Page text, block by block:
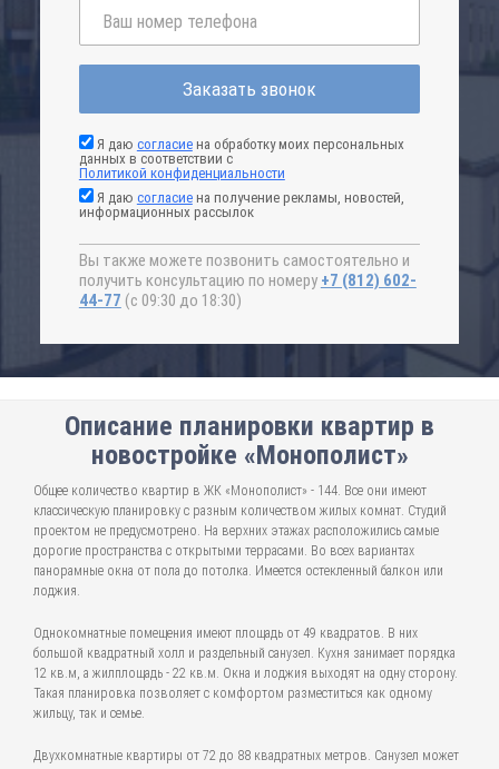
Заказать звонок
Я даю согласиена обработку моих персональных
данных в соответствии с
Политикой конфиденциальности
Я даю согласиена получение рекламы, новостей,
информационных рассылок
Вы также можете позвонить самостоятельно и
получить консультацию по номеру +7 (812) 602-
44-77 (с 09:30 до 18:30)
Описание планировки квартир в
новостройке «Монополист»
Общее количество квартир в ЖК «Монополист» - 144. Все они имеют
классическую планировку с разным количеством жилых комнат. Студий
проектом не предусмотрено. На верхних этажах расположились самые
дорогие пространства с открытыми террасами. Во всех вариантах
панорамные окна от пола до потолка. Имеется остекленный балкон или
лоджия.
Однокомнатные помещения имеют площадь от 49 квадратов. В них
большой квадратный холл и раздельный санузел. Кухня занимает порядка
12 кв.м, а жилплощадь - 22 кв.м. Окна и лоджия выходят на одну сторону.
Такая планировка позволяет с комфортом разместиться как одному
жильцу, так и семье.
Двухкомнатные квартиры от 72 до 88 квадратных метров. Санузел может